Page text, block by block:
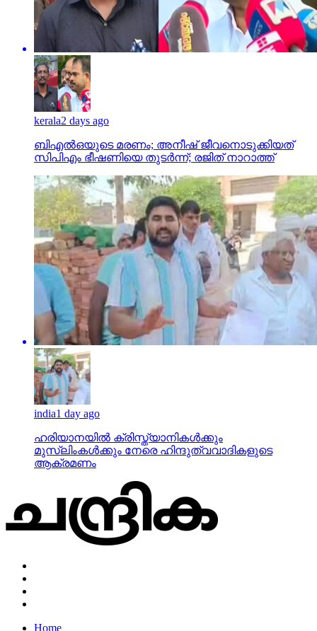
kerala2 days ago
ബിഎല്‍ഒയുടെ മരണം; അനീഷ് ജീവനൊടുക്കിയത്
സിപിഎം ഭീഷണിയെ തുടര്‍ന്ന്; രജിത് നാറാത്ത്
india1 day ago
ഹരിയാനയില്‍ ക്രിസ്ത്യാനികള്‍ക്കും
മുസ്‌ലിംകള്‍ക്കും നേരെ ഹിന്ദുത്വവാദികളുടെ
ആക്രമണം
Home